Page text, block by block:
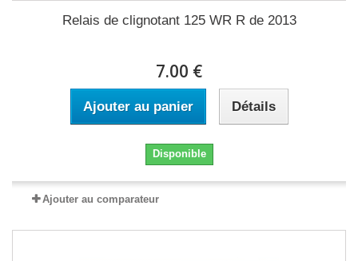
Relais de clignotant 125 WR R de 2013
7.00 €
Ajouter au panier Détails
Disponible
Ajouter au comparateur